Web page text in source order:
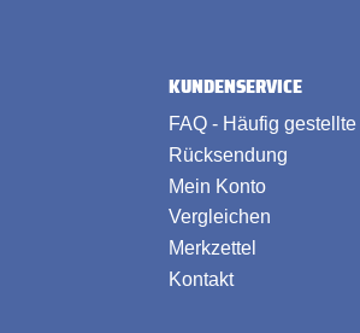
KUNDENSERVICE
FAQ - Häufig
Rücksendung
Mein Konto
Vergleichen
Merkzettel
Kontakt